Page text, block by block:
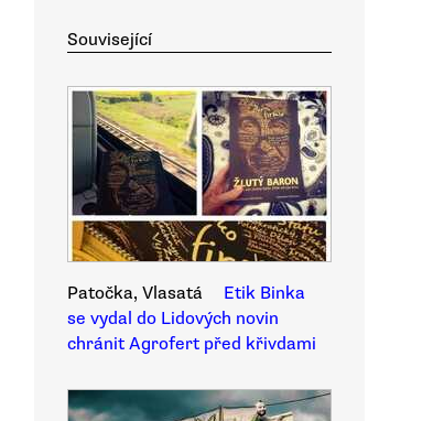
Související
Patočka, Vlasatá
Etik Binka
se vydal do Lidových novin
chránit Agrofert před křivdami